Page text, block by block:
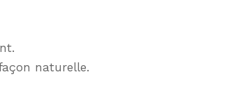
naturelle.